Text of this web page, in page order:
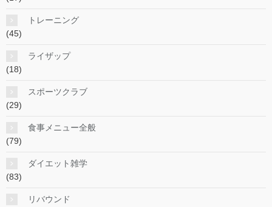
トレーニング
(45)
ライザップ
(18)
スポーツクラブ
(29)
食事メニュー全般
(79)
ダイエット雑学
(83)
リバウンド